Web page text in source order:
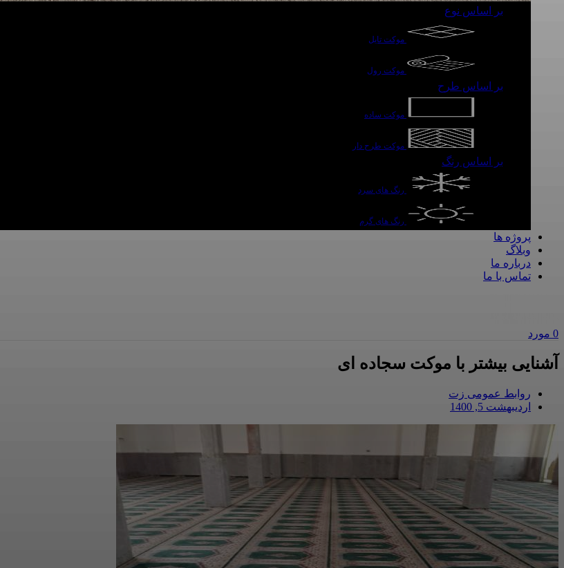
بر اساس نوع
موکت تایل
موکت رول
بر اساس طرح
موکت ساده
موکت طرح دار
بر اساس رنگ
رنگ های سرد
رنگ های گرم
پروژه ها
وبلاگ
درباره ما
تماس با ما
0 مورد
آشنایی بیشتر با موکت سجاده ای
روابط عمومی زت
اردیبهشت 5, 1400